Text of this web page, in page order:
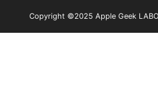
Copyright ©2025 Apple Geek